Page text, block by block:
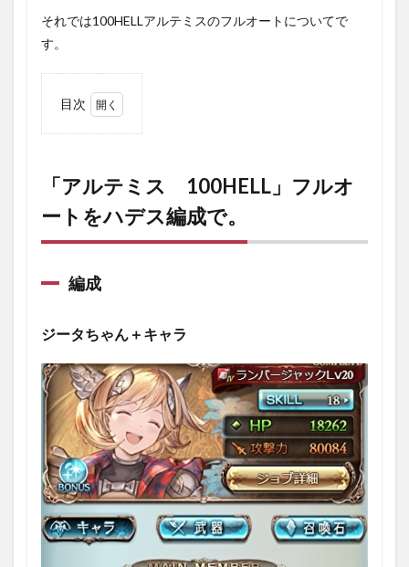
それでは100HELLアルテミスのフルオートについてで
す。
目次
フルオート
をハデス編
成で。
1.1
1.1.1
＋キャ
1.1.2
武器
1.1.3
召喚石
1.2
「アルテ
ミス」
100HELL
のフルオ
「アルテミス 100HELL」フルオ
ートをハデス編成で。
編成
ジータちゃん＋キャラ